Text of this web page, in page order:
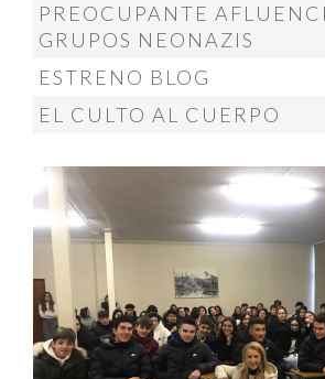
PREOCUPANTE
GRUPOS NEONAZIS
ESTRENO BLOG
EL CULTO AL CUERPO